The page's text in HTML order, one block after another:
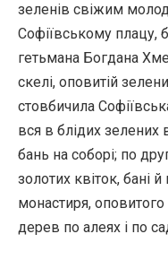
зеленів свіжим
Софіївському плацу,
гетьмана Богдана
скелі, оповитій
стовбичила
вся в блідих зелених
бань на соборі; по
золотих квіток, бані
монастиря,
дерев по алеях і по